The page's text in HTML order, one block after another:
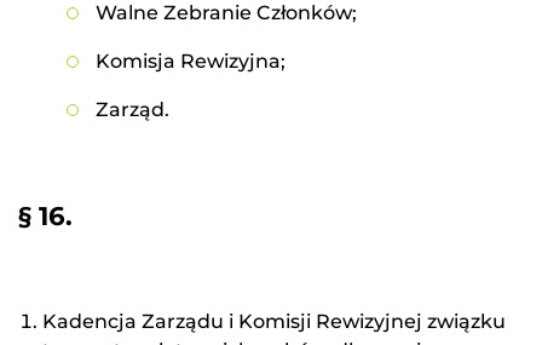
Walne Zebranie Członków;
Komisja Rewizyjna;
Zarząd.
§ 16.
Kadencja Zarządu i Komisji Rewizyjnej związku